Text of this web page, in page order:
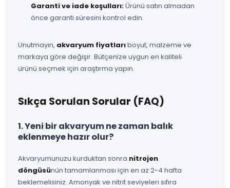
Garanti ve iade koşulları:Ürünü satın almadan
önce garanti süresini kontrol edin.
Unutmayın, akvaryum fiyatlarıboyut, malzeme ve
markaya göre değişir. Bütçenize uygun en kaliteli
ürünü seçmek için araştırma yapın.
Sıkça Sorulan Sorular (FAQ)
1. Yeni bir akvaryum ne zaman balık
eklenmeye hazır olur?
Akvaryumunuzu kurduktan sonra nitrojen
döngüsünün tamamlanması için en az 2-4 hafta
beklemelisiniz. Amonyak ve nitrit seviyeleri sıfıra